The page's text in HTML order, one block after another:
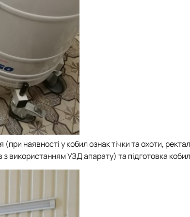
наявності у кобил ознак тічки та охоти,
з використанням УЗД апарату) та підготовка